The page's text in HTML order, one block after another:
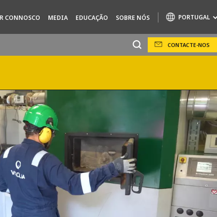
CONNOSCO MEDIA EDUCAÇÃO SOBRE NÓS PORTUGAL
AIR QUALITY
ENGINEERING & CONSULTING
HAZARDOUS WASTE EUROPE
INDÚSTRIAS DE SOLUÇÕES GLOBAIS
SOLUÇÕES NUCLEARES
OFIS
SEDE BENELUX
VEOLIA AGRICULTURE
CONTACTE-NOS